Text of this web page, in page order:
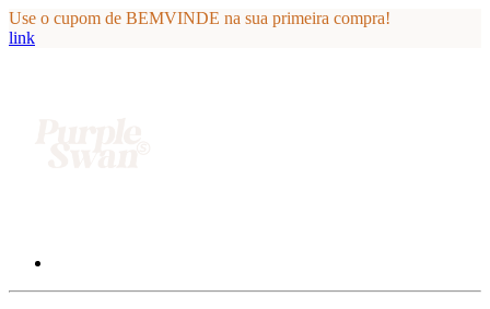
Use o cupom de BEMVINDE na sua primeira compra!
link